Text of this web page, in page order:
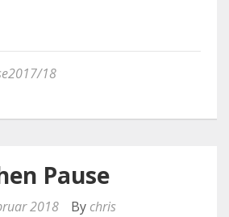
18
Pause
2018 By chris